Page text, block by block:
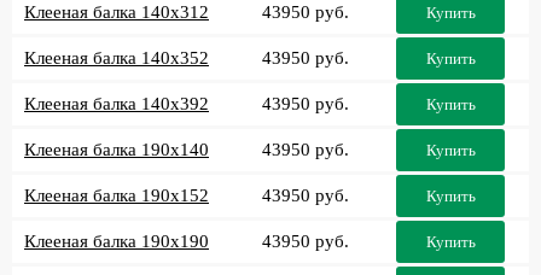
Клееная балка 140x312 43950 руб. Купить
Клееная балка 140x352 43950 руб. Купить
Клееная балка 140x392 43950 руб. Купить
Клееная балка 190x140 43950 руб. Купить
Клееная балка 190x152 43950 руб. Купить
Клееная балка 190x190 43950 руб. Купить